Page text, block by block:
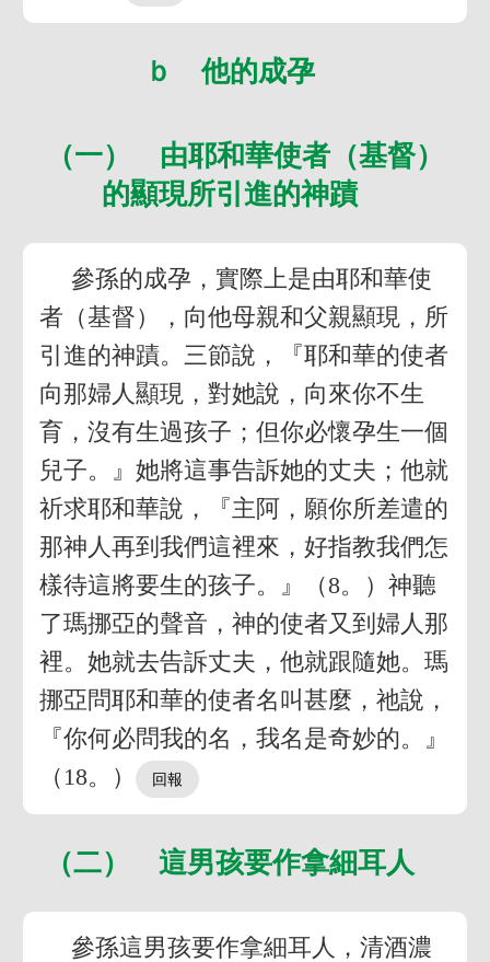
ｂ 他的成孕
（一） 由耶和華使者（基督）
的顯現所引進的神蹟
參孫的成孕，實際上是由耶和華使
者（基督），向他母親和父親顯現，所
引進的神蹟。三節說，『耶和華的使者
向那婦人顯現，對她說，向來你不生
育，沒有生過孩子；但你必懷孕生一個
兒子。』她將這事告訴她的丈夫；他就
祈求耶和華說，『主阿，願你所差遣的
那神人再到我們這裡來，好指教我們怎
樣待這將要生的孩子。』（8。）神聽
了瑪挪亞的聲音，神的使者又到婦人那
裡。她就去告訴丈夫，他就跟隨她。瑪
挪亞問耶和華的使者名叫甚麼，祂說，
『你何必問我的名，我名是奇妙的。』
（18。）
（二） 這男孩要作拿細耳人
參孫這男孩要作拿細耳人，清酒濃